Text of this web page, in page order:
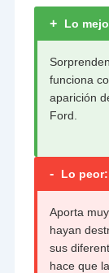
+ Lo
funciona
aparición
Ford.
- Lo peor:
Aporta
hayan
sus
hace que